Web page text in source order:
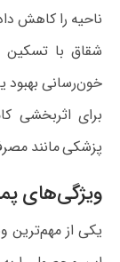
ناحیه را کاهش
شقاق با تسکین
خون‌رسانی بهبود
برای اثربخشی
پزشکی مانند
ویژگی‌های
یکی از مهم‌ترین